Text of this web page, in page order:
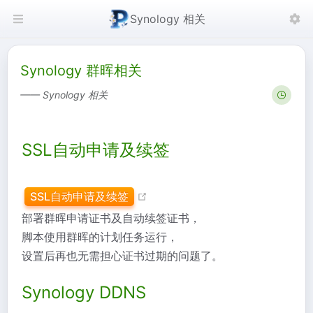
Synology 相关
Synology 群晖相关
—— Synology 相关
SSL自动申请及续签
SSL自动申请及续签
部署群晖申请证书及自动续签证书，
脚本使用群晖的计划任务运行，
设置后再也无需担心证书过期的问题了。
Synology DDNS